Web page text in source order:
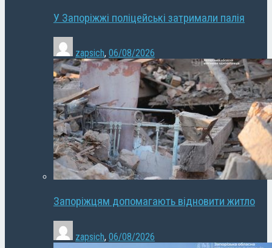
У Запоріжжі поліцейські затримали палія
zapsich, 06/08/2026
Запоріжцям допомагають відновити житло
zapsich, 06/08/2026